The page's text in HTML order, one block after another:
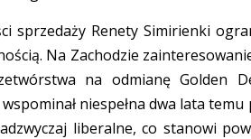
sprzedaży Renety Simirienki
Na Zachodzie
na odmianę Golden
niespełna dwa lata
liberalne, co stanowi